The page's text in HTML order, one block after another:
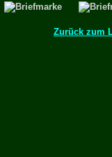
Zurück zum